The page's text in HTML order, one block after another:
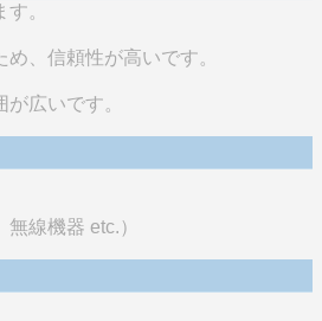
。
、信頼性が高いです。
広いです。
線機器 etc.）